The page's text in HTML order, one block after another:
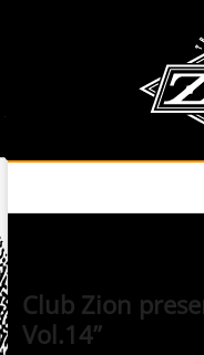
Club Zion
Vol.14”